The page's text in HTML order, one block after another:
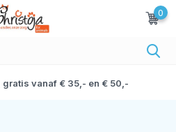
0
gratis vanaf € 35,- en € 50,-